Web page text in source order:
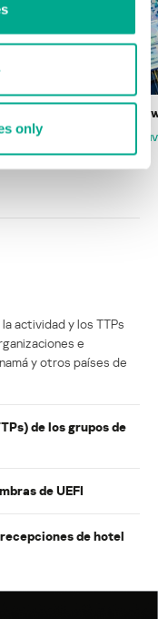
only
Estado del
MARC
DARYA GORODILOVA
actividad y los TTPs
e
y otros países de
de los grupos de
de UEFI
de hotel